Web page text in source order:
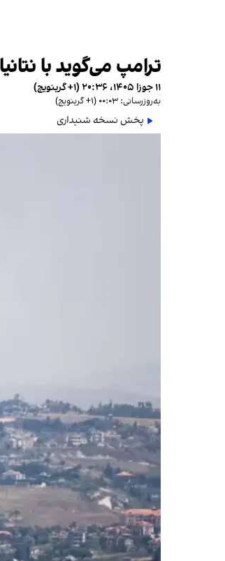
ترامپ می‌گوید با
۱۱ جوزا ۱۴۰۵، ۲۰:۳۶ (‎+۱ گرینویچ)
به‌روزرسانی: ۰۰:۰۳ (‎+۱ گرینویچ)
پخش نسخه شنیداری